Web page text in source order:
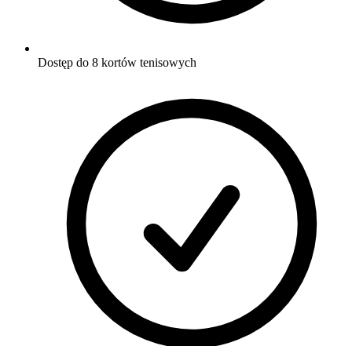
Dostęp do 8 kortów tenisowych